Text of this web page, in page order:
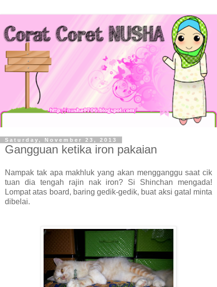
Saturday, November 23, 2013
Gangguan ketika iron pakaian
Nampak tak apa makhluk yang akan mengganggu saat cik
tuan dia tengah rajin nak iron? Si Shinchan mengada!
Lompat atas board, baring gedik-gedik, buat aksi gatal minta
dibelai.